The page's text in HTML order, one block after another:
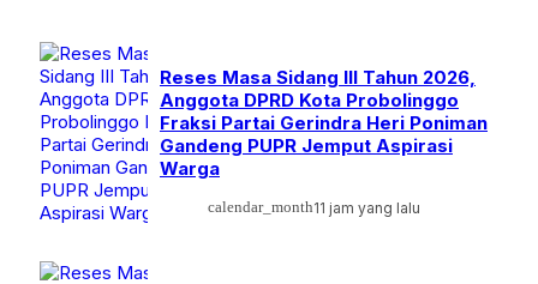
Reses Masa Sidang III Tahun 2026,
Anggota DPRD Kota Probolinggo
Fraksi Partai Gerindra Heri Poniman
Gandeng PUPR Jemput Aspirasi
Warga
calendar_month11 jam yang lalu